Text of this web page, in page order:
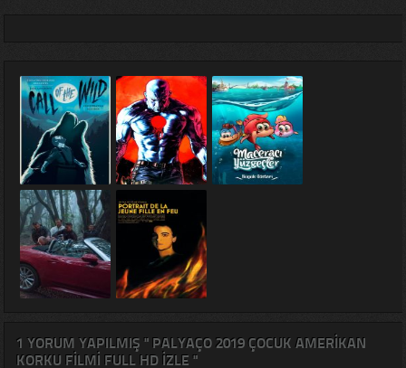
1 YORUM YAPILMIŞ " PALYAÇO 2019 ÇOCUK AMERIKAN
KORKU FILMI FULL HD IZLE "